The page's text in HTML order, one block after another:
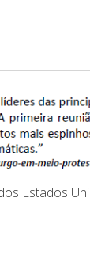
Estados